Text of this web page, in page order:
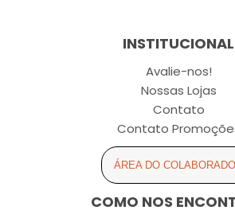
INSTITUCIONAL
Avalie-nos!
Nossas Lojas
Contato
Contato
ÁREA DO
COMO NOS